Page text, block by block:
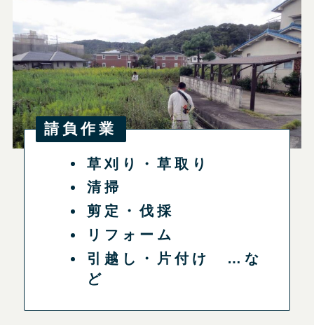
請負作業
草刈り・草取り
清掃
剪定・伐採
リフォーム
引越し・片付け …な
ど